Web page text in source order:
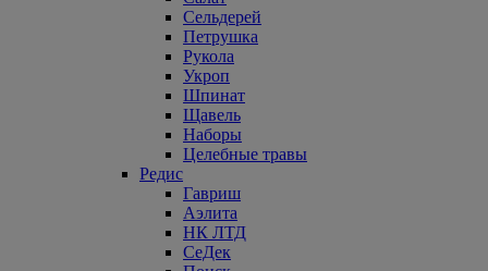
Сельдерей
Петрушка
Рукола
Укроп
Шпинат
Щавель
Наборы
Целебные травы
Редис
Гавриш
Аэлита
НК ЛТД
СеДек